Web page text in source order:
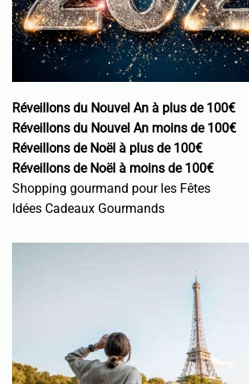
Réveillons du Nouvel An à plus de 100€
Réveillons du Nouvel An moins de 100€
Réveillons de Noël à plus de 100€
Réveillons de Noël à moins de 100€
Shopping gourmand pour les Fêtes
Idées Cadeaux Gourmands